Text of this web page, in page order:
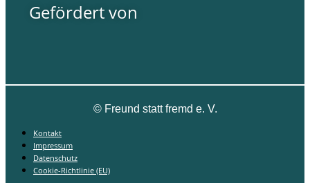
Gefördert von
©Freund statt fremd e. V.
Kontakt
Impressum
Datenschutz
Cookie-Richtlinie (EU)